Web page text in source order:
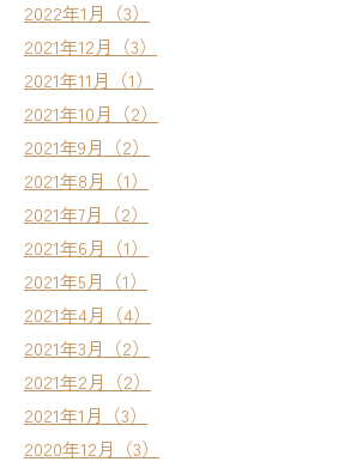
2022年1月（3）
2021年12月（3）
2021年11月（1）
2021年10月（2）
2021年9月（2）
2021年8月（1）
2021年7月（2）
2021年6月（1）
2021年5月（1）
2021年4月（4）
2021年3月（2）
2021年2月（2）
2021年1月（3）
2020年12月（3）